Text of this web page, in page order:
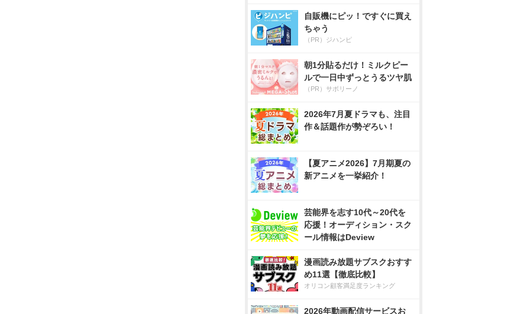
自販機にピッ！ですぐに買え
ちゃう
（PR）ジハンピ
朝1分貼るだけ！ミルクピー
ルで一日中ずっとうるツヤ肌
（PR）サボリーノ
2026年7月夏ドラマも、注目
作＆話題作が勢ぞろい！
【夏アニメ2026】7月期夏の
新アニメを一挙紹介！
芸能界を志す10代～20代を
応援！オーディション・スク
ール情報はDeview
漫画読み放題サブスクおすす
め11選【徹底比較】
オリコン顧客満足度ランキング
2026年動画配信サービスお